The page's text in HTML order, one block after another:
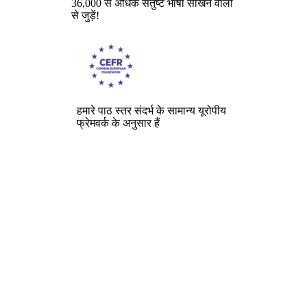
36,000 से अधिक संतुष्ट भाषा सीखने वालों
से जुड़ें!
हमारे पाठ स्तर संदर्भ के सामान्य यूरोपीय
फ्रेमवर्क के अनुसार हैं